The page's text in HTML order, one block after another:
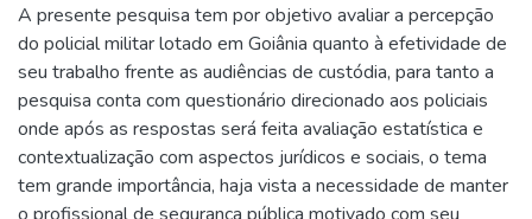
A presente pesquisa tem por objetivo avaliar a percepção
do policial militar lotado em Goiânia quanto à efetividade de
seu trabalho frente as audiências de custódia, para tanto a
pesquisa conta com questionário direcionado aos policiais
onde após as respostas será feita avaliação estatística e
contextualização com aspectos jurídicos e sociais, o tema
tem grande importância, haja vista a necessidade de manter